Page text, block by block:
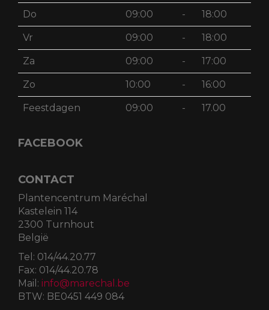
Do 09:00 - 18:00
Vr 09:00 - 18:00
Za 09:00 - 17:00
Zo 10:00 - 16:00
Feestdagen 09:00 - 17.00
FACEBOOK
CONTACT
Plantencentrum Maréchal
Kastelein 114
2300 Turnhout
België
Tel: 014/44.20.77
Fax: 014/44.20.78
Mail: info@marechal.be
BTW: BE0451 449 084